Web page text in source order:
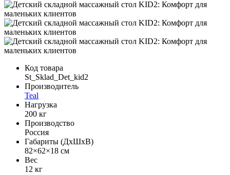
Код товара
St_Sklad_Det_kid2
Производитель
Teal
Нагрузка
200 кг
Производство
Россия
Габариты (ДхШхВ)
82×62×18 см
Вес
12 кг